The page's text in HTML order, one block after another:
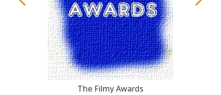
The Filmy Awards